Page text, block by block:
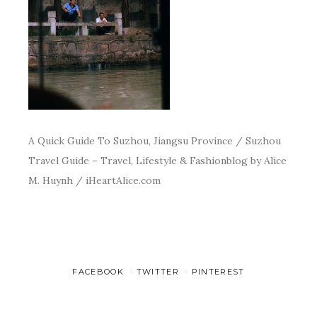
A Quick Guide To Suzhou, Jiangsu Province / Suzhou
Travel Guide – Travel, Lifestyle & Fashionblog by Alice
M. Huynh / iHeartAlice.com
FACEBOOK TWITTER PINTEREST